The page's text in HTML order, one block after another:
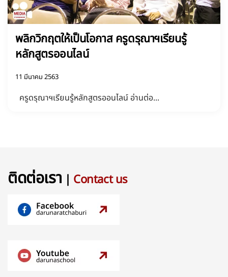
พลิกวิกฤตให้เป็นโอกาส ครูดรุณาฯเรียนรู้
หลักสูตรออนไลน์
11 มีนาคม 2563
ครูดรุณาฯเรียนรู้หลักสูตรออนไลน์ อ่านต่อ...
ติดต่อเรา | Contact us